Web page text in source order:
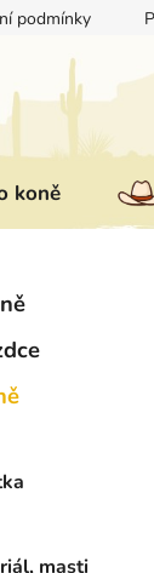
podmínky
koně
masti